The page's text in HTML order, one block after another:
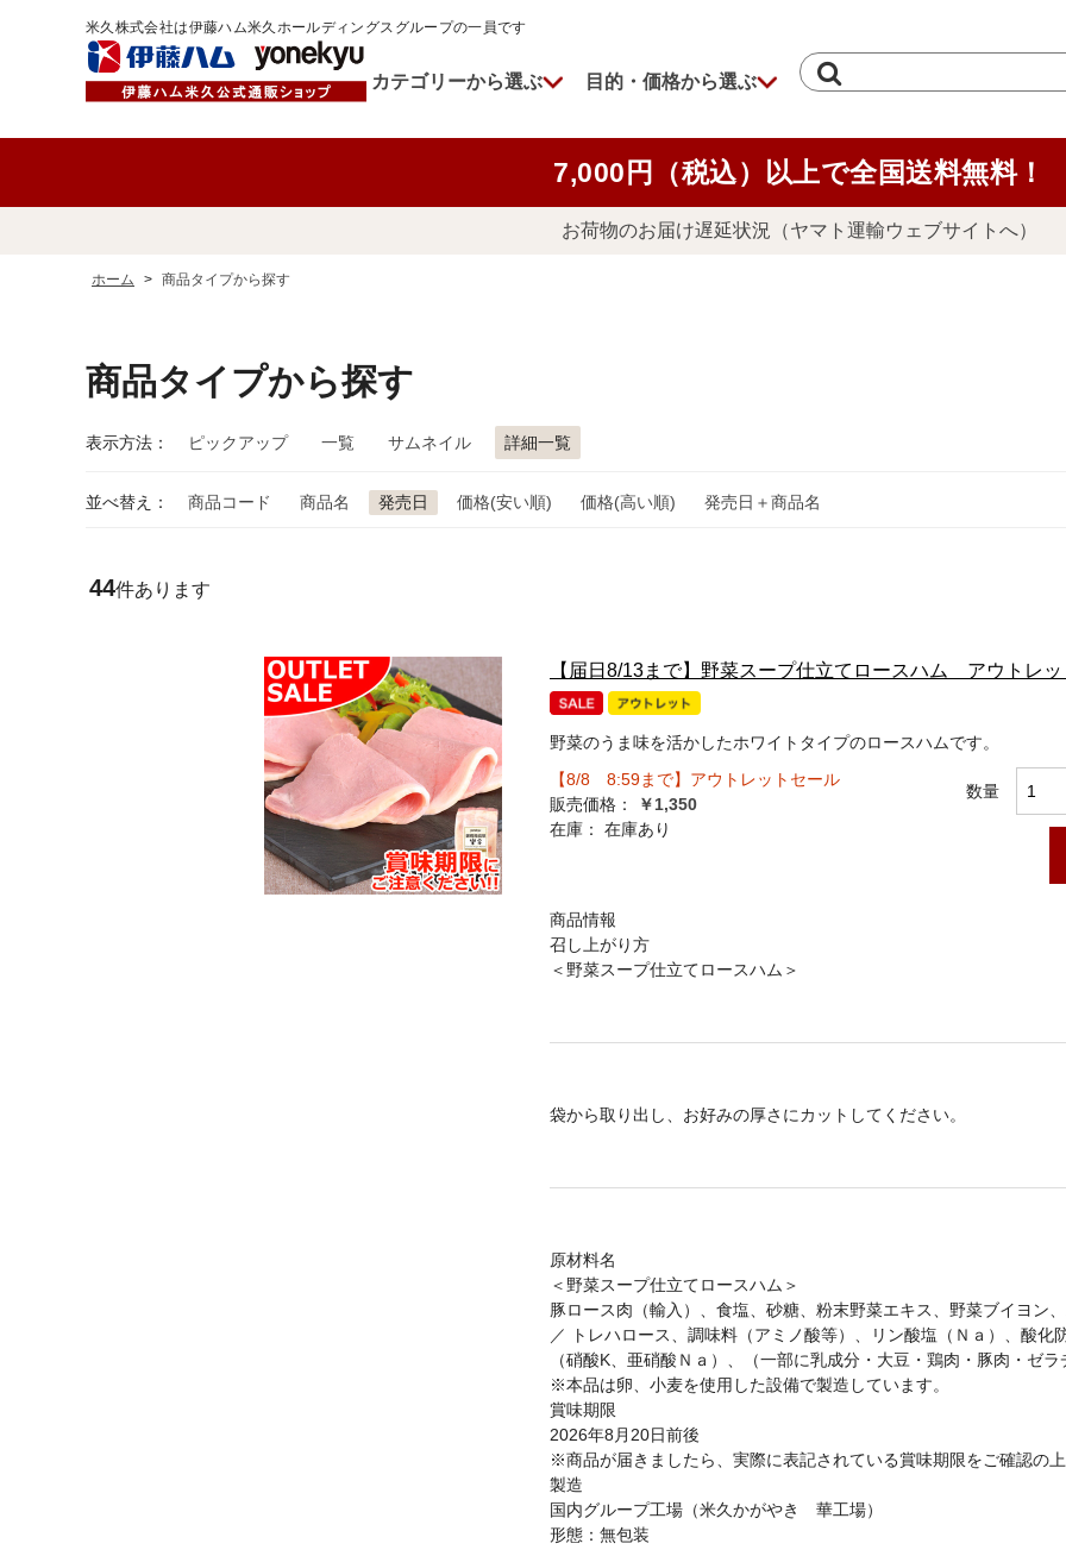
米久株式会社は伊藤ハム米久ホールディングスグループの一員です
カテゴリーから選ぶ 目的・価格から選ぶ
7,000円（税込）以上で全国送料無料！
お荷物のお届け遅延状況（ヤマト運輸ウェブサイトへ）
ホーム > 商品タイプから探す
商品タイプから探す
表示方法： ピックアップ 一覧 サムネイル 詳細一覧
並べ替え： 商品コード 商品名 発売日 価格(安い順) 価格(高い順) 発売日＋商品名
44件あります
【届日8/13まで】野菜スープ仕立てロースハム アウトレ
野菜のうま味を活かしたホワイトタイプのロースハムです。
【8/8 8:59まで】アウトレットセール
販売価格：
￥1,350
在庫：
在庫あり
数量
商品情報
召し上がり方
＜野菜スープ仕立てロースハム＞
袋から取り出し、お好みの厚さにカットしてください。
原材料名
＜野菜スープ仕立てロースハム＞
豚ロース肉（輸入）、食塩、砂糖、粉末野菜エキス、野菜ブイヨン
／ トレハロース、調味料（アミノ酸等）、リン酸塩（Ｎａ）、酸化
（硝酸K、亜硝酸Ｎａ）、（一部に乳成分・大豆・鶏肉・豚肉・ゼラ
※本品は卵、小麦を使用した設備で製造しています。
賞味期限
2026年8月20日前後
※商品が届きましたら、実際に表記されている賞味期限をご確認の上
製造
国内グループ工場（米久かがやき 華工場）
形態：無包装